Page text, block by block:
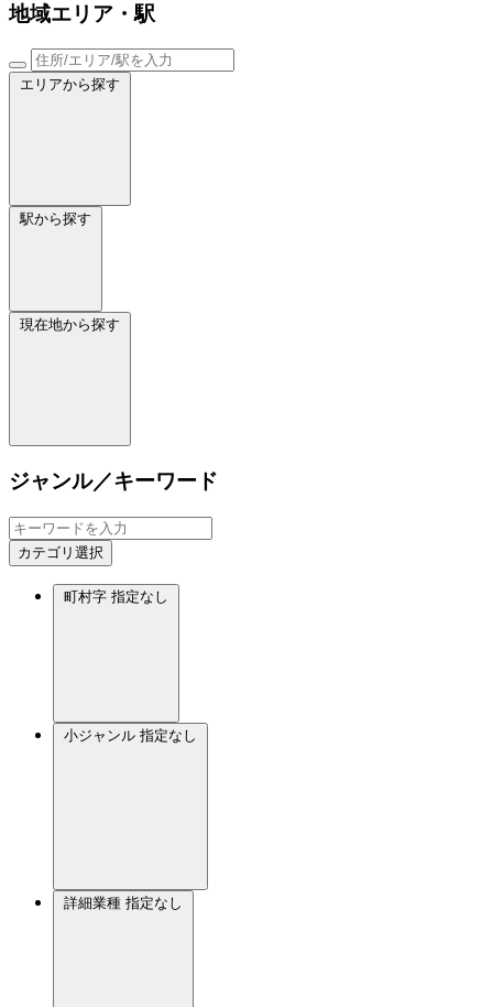
地域エリア・駅
エリアから探す
駅から探す
現在地から探す
ジャンル／キーワード
カテゴリ選択
町村字 指定なし
小ジャンル 指定なし
詳細業種 指定なし